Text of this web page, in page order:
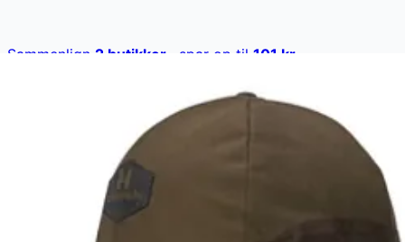
Sammenlign 2 butikker · spar op til 101 kr
Härkila Driven Hunt HSP Insulated Cap er en varm
kasket designet til jagt i koldt vejr. Den byder på
ørevarmere i fleece, der kan foldes ned, og en effektiv
HSP-membran, der gør kasketten vindtæt. Foret med
Thermo Poly Shield™, sikrer den optimal varme i